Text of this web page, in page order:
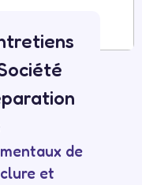
de
et